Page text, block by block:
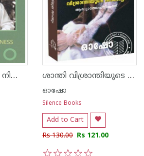
ലൈംഗികതയില്‍ നിന്നു അതിബോധനത്തിലേക്ക് ശാന്തി വിശ്രാന്തിയുടെ സാഫല്യം
ഓഷോ
Silence Books
Add to Cart
Rs 130.00 Rs 121.00